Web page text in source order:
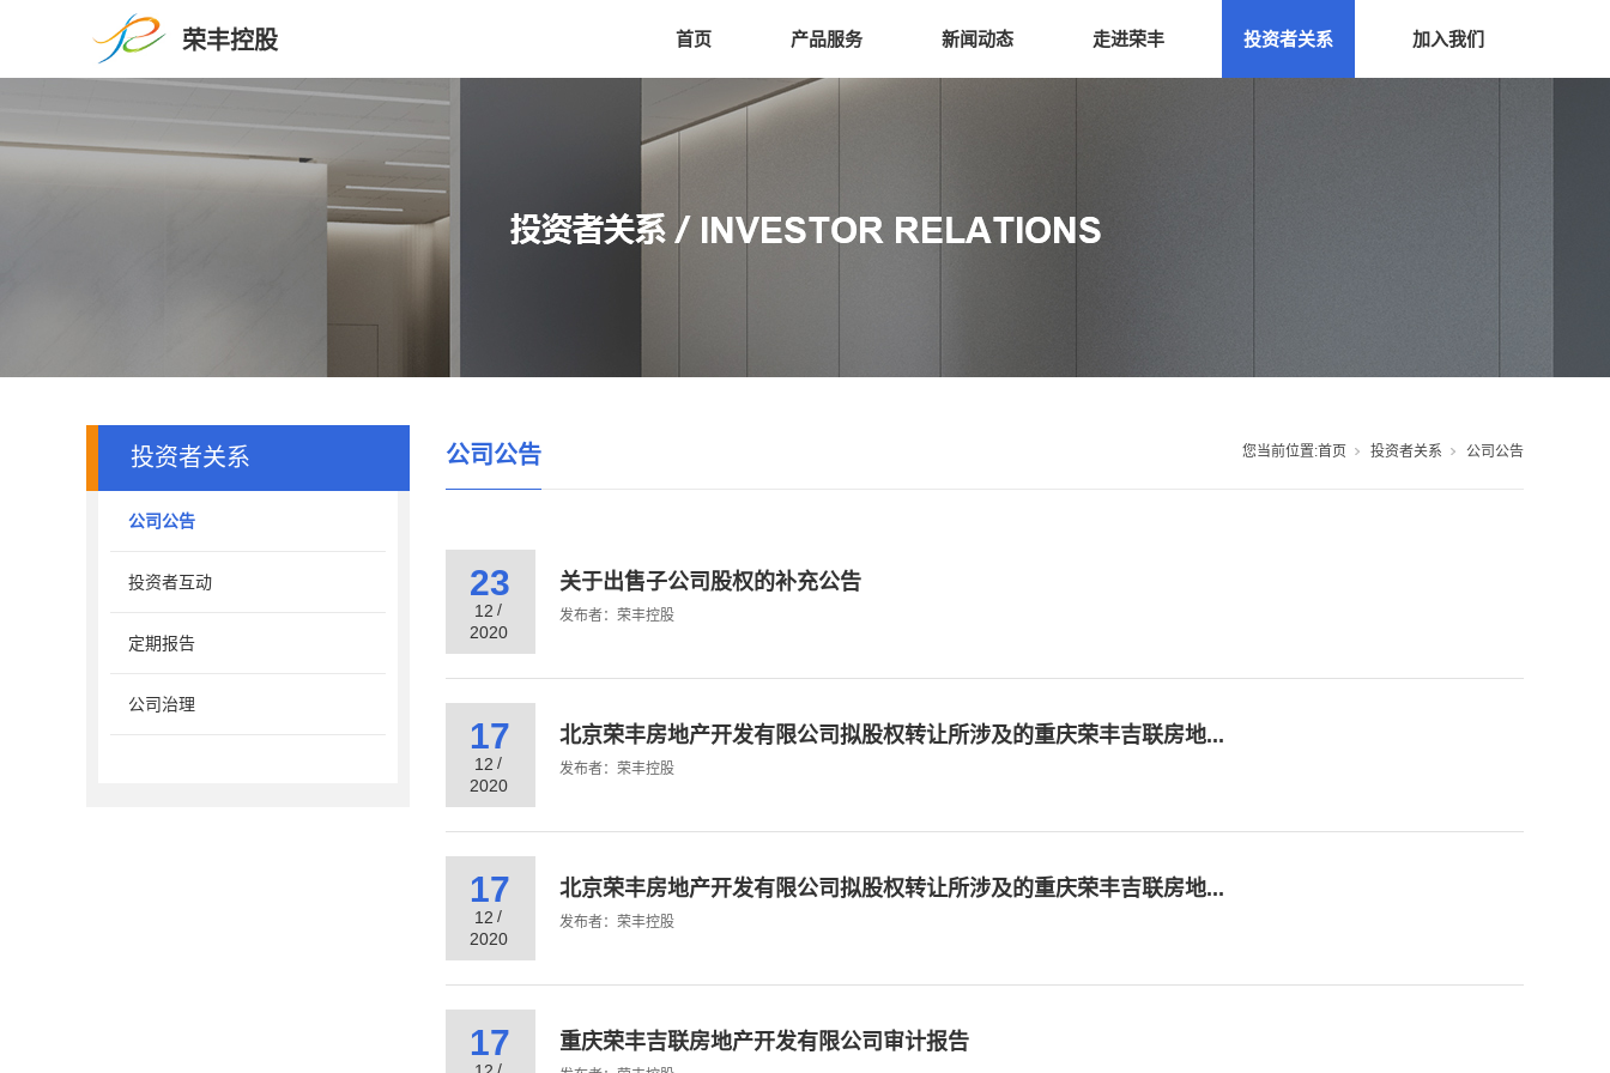
荣丰控股 首页 产品服务 新闻动态 走进荣丰 投资者关系 加入我们
投资者关系
公司公告
投资者互动
定期报告
公司治理
公司公告 您当前位置:首页 投资者关系 公司公告
23
12 /
2020
关于出售子公司股权的补充公告
发布者：荣丰控股
17
12 /
2020
北京荣丰房地产开发有限公司拟股权转让所涉及的重庆荣丰吉联房地...
发布者：荣丰控股
17
12 /
2020
北京荣丰房地产开发有限公司拟股权转让所涉及的重庆荣丰吉联房地...
发布者：荣丰控股
17 重庆荣丰吉联房地产开发有限公司审计报告